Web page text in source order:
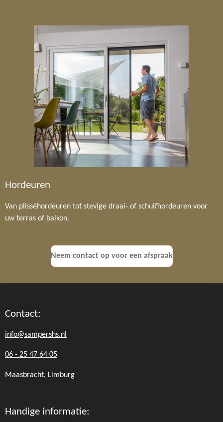
Hordeuren
Van plisséhordeuren tot stevige draai- of schuifhordeuren voor
uw terras of balkon.
Neem contact op voor een afspraak
Contact:
info@sampershs.nl
06 - 25 47 64 05
Maasbracht, Limburg
Handige informatie: